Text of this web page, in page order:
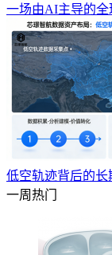
一场由AI主导的全
低空轨迹背后的长
一周热门